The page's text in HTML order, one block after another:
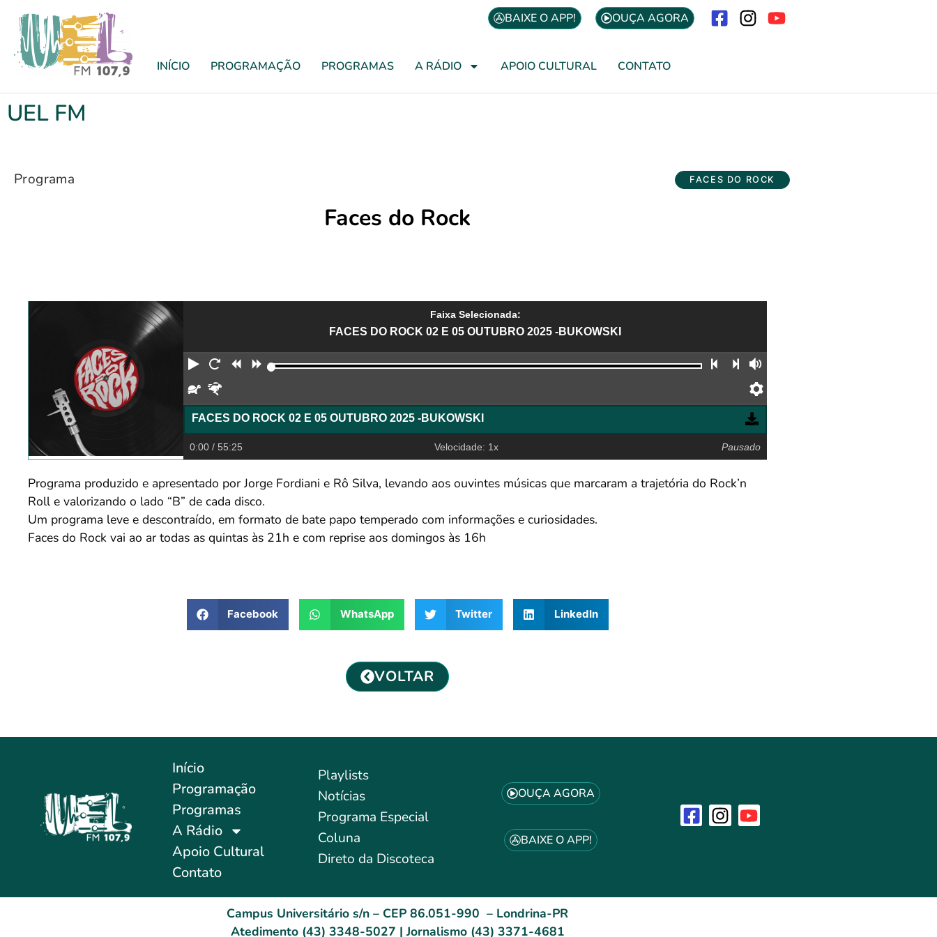
BAIXE O APP! OUÇA AGORA
INÍCIO PROGRAMAÇÃO PROGRAMAS A RÁDIO APOIO CULTURAL CONTATO
UEL FM
Programa FACES DO ROCK
Faces do Rock
Faixa Selecionada:
FACES DO ROCK 02 E 05 OUTUBRO 2025 -BUKOWSKI
Reproduzir
Reiniciar
Retroceder
Avançar Faixa anterior
Próxima faixa
Devagar
Preferências
FACES DO ROCK 02 E 05 OUTUBRO 2025 -BUKOWSKI
0:00 / 55:25 Velocidade: 1x Pausado
Programa produzido e apresentado por Jorge Fordiani e Rô Silva, levando aos ouvintes músicas que marcaram a trajetória do Rock’n
Roll e valorizando o lado “B” de cada disco.
Um programa leve e descontraído, em formato de bate papo temperado com informações e curiosidades.
Faces do Rock vai ao ar todas as quintas às 21h e com reprise aos domingos às 16h
Facebook WhatsApp Twitter LinkedIn
VOLTAR
Início
Programação
Programas
A Rádio
Apoio Cultural
Contato
Playlists
Notícias
Programa Especial
Coluna
Direto da Discoteca
OUÇA AGORA
BAIXE O APP!
Campus Universitário s/n – CEP 86.051-990 – Londrina-PR
Atedimento (43) 3348-5027 | Jornalismo (43) 3371-4681